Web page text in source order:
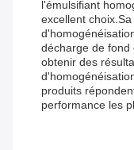
l'émulsifiant
excellent
décharge de fond
obtenir des
produits
performance les